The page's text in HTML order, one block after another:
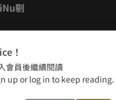
剔
愈讓人心神不寧
話
！
會員後繼續閱讀
up or log in to keep reading.